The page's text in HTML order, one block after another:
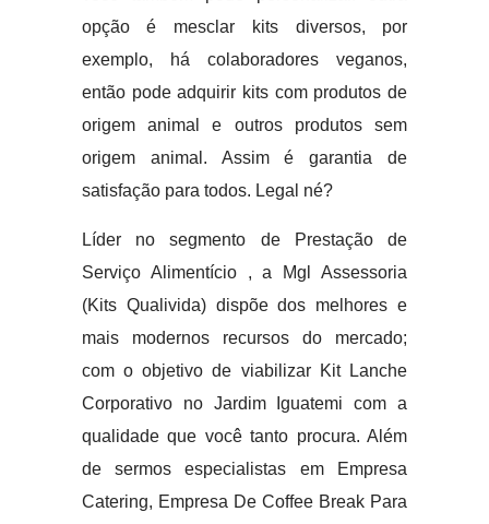
opção é mesclar kits diversos, por
exemplo, há colaboradores veganos,
então pode adquirir kits com produtos de
origem animal e outros produtos sem
origem animal. Assim é garantia de
satisfação para todos. Legal né?
Líder no segmento de Prestação de
Serviço Alimentício , a Mgl Assessoria
(Kits Qualivida) dispõe dos melhores e
mais modernos recursos do mercado;
com o objetivo de viabilizar Kit Lanche
Corporativo no Jardim Iguatemi com a
qualidade que você tanto procura. Além
de sermos especialistas em Empresa
Catering, Empresa De Coffee Break Para